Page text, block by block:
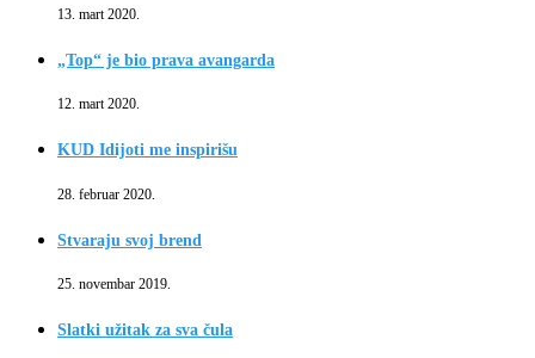
13. mart 2020.
„Top“ je bio prava avangarda
12. mart 2020.
KUD Idijoti me inspirišu
28. februar 2020.
Stvaraju svoj brend
25. novembar 2019.
Slatki užitak za sva čula